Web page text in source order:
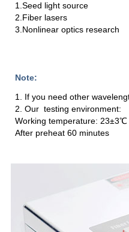
1.Seed light source
2.Fiber lasers
3.Nonlinear optics research
Note:
1. If you need other
2. Our testing environment:
Working temperature: 23±3℃
After preheat 60 minutes